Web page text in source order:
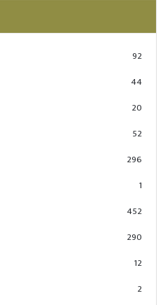
92
44
20
52
296
1
452
290
12
2